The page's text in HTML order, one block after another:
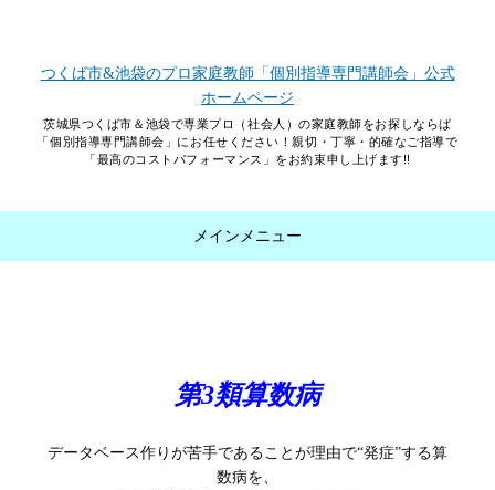
つくば市&池袋のプロ家庭教師「個別指導専門講師会」公式
ホームページ
茨城県つくば市＆池袋で専業プロ（社会人）の家庭教師をお探しならば
「個別指導専門講師会」にお任せください！親切・丁寧・的確なご指導で
「最高のコストパフォーマンス」をお約束申し上げます!!
メインメニュー
第3類算数病
データベース作りが苦手であることが理由で“発症”する算
数病を、